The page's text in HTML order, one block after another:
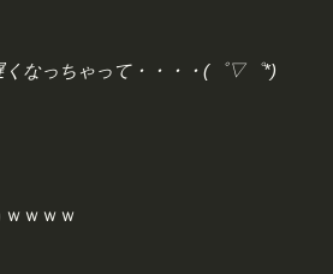
くなっちゃって・・・・(゜▽゜*)
ｗｗｗ